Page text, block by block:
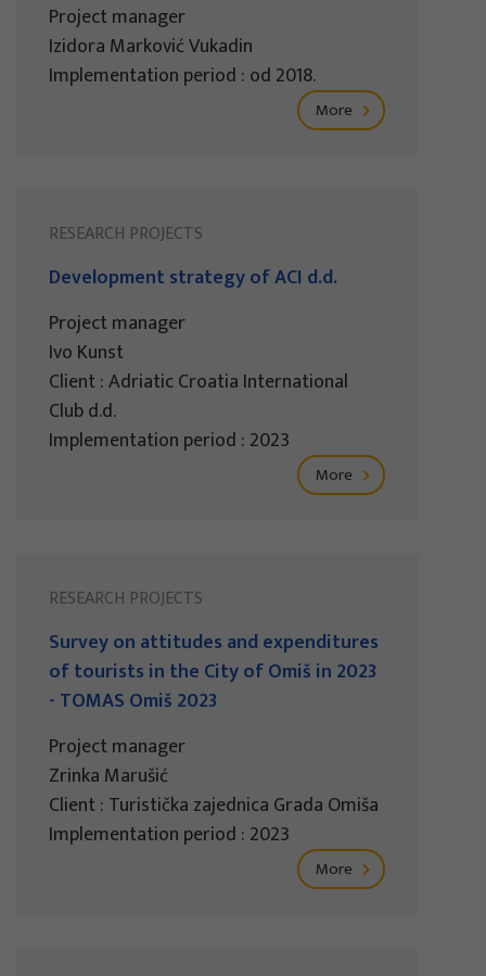
Project manager
Izidora Marković Vukadin
Implementation period : od 2018.
More
RESEARCH PROJECTS
Development strategy of ACI d.d.
Project manager
Ivo Kunst
Client : Adriatic Croatia International
Club d.d.
Implementation period : 2023
More
RESEARCH PROJECTS
Survey on attitudes and expenditures
of tourists in the City of Omiš in 2023
- TOMAS Omiš 2023
Project manager
Zrinka Marušić
Client : Turistička zajednica Grada Omiša
Implementation period : 2023
More